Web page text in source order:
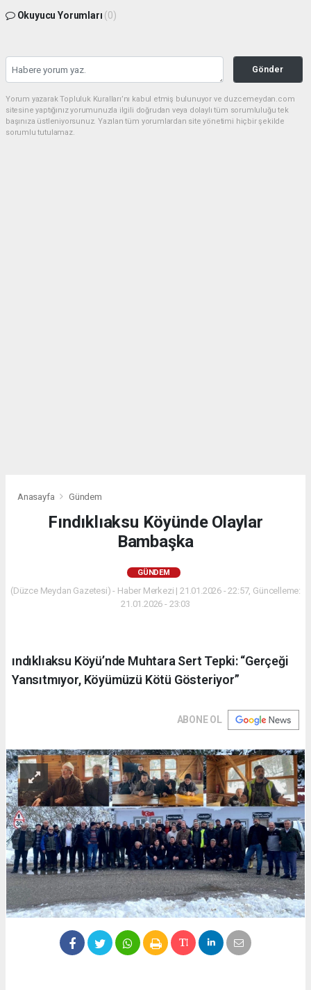
Okuyucu Yorumları (0)
Gönder
Yorum yazarak Topluluk Kuralları’nı kabul etmiş bulunuyor ve duzcemeydan.com
sitesine yaptığınız yorumunuzla ilgili doğrudan veya dolaylı tüm sorumluluğu tek
başınıza üstleniyorsunuz. Yazılan tüm yorumlardan site yönetimi hiçbir şekilde
sorumlu tutulamaz.
Anasayfa Gündem
Fındıklıaksu Köyünde Olaylar
Bambaşka
GÜNDEM
(Düzce Meydan Gazetesi) - Haber Merkezi | 21.01.2026 - 22:57, Güncelleme:
21.01.2026 - 23:03
ındıklıaksu Köyü’nde Muhtara Sert Tepki: “Gerçeği
Yansıtmıyor, Köyümüzü Kötü Gösteriyor”
ABONE OL